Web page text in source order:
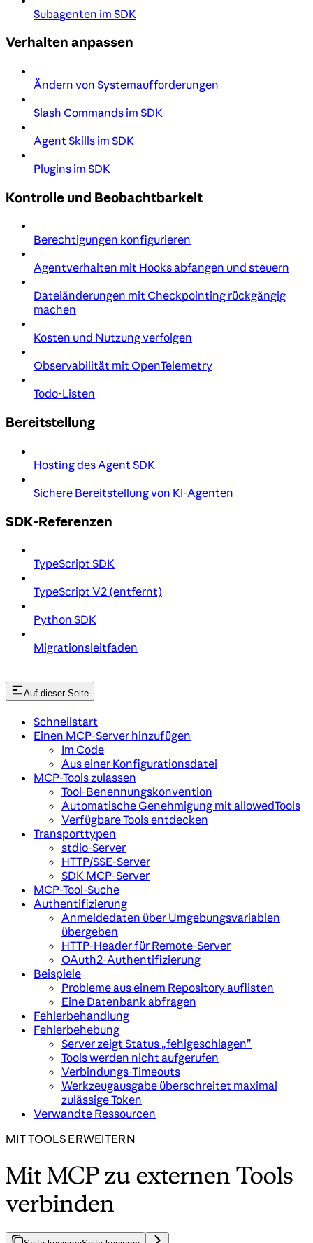
Subagenten im SDK
Verhalten anpassen
Ändern von Systemaufforderungen
Slash Commands im SDK
Agent Skills im SDK
Plugins im SDK
Kontrolle und Beobachtbarkeit
Berechtigungen konfigurieren
Agentverhalten mit Hooks abfangen und steuern
Dateiänderungen mit Checkpointing rückgängig
machen
Kosten und Nutzung verfolgen
Observabilität mit OpenTelemetry
Todo-Listen
Bereitstellung
Hosting des Agent SDK
Sichere Bereitstellung von KI-Agenten
SDK-Referenzen
TypeScript SDK
TypeScript V2 (entfernt)
Python SDK
Migrationsleitfaden
Auf dieser Seite
Schnellstart
Einen MCP-Server hinzufügen
Im Code
Aus einer Konfigurationsdatei
MCP-Tools zulassen
Tool-Benennungskonvention
Automatische Genehmigung mit allowedTools
Verfügbare Tools entdecken
Transporttypen
stdio-Server
HTTP/SSE-Server
SDK MCP-Server
MCP-Tool-Suche
Authentifizierung
Anmeldedaten über Umgebungsvariablen
übergeben
HTTP-Header für Remote-Server
OAuth2-Authentifizierung
Beispiele
Probleme aus einem Repository auflisten
Eine Datenbank abfragen
Fehlerbehandlung
Fehlerbehebung
Server zeigt Status „fehlgeschlagen”
Tools werden nicht aufgerufen
Verbindungs-Timeouts
Werkzeugausgabe überschreitet maximal
zulässige Token
Verwandte Ressourcen
MIT TOOLS ERWEITERN
Mit MCP zu externen Tools
verbinden